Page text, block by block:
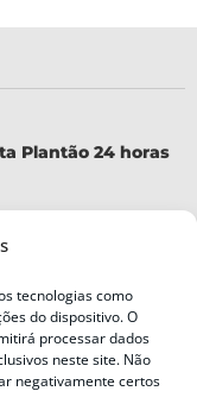
tecnologias como
do dispositivo. O
processar dados
neste site. Não
negativamente certos
Plantão 24 horas